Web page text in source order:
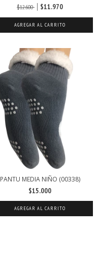
$12.600 $11.970
AGREGAR AL CARRITO
PANTU MEDIA NIÑO (00338)
$15.000
AGREGAR AL CARRITO